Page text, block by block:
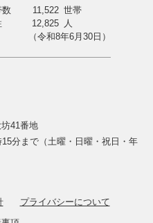
41番地
分まで（土曜・日曜・祝日・年
プライバシーについて
数 11,522 世帯
12,825 人
（令和8年6月30日）